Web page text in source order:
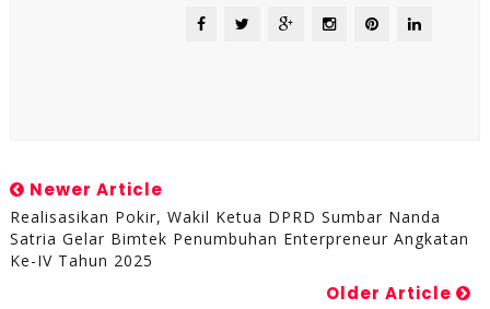
Newer Article
Realisasikan Pokir, Wakil Ketua DPRD Sumbar Nanda
Satria Gelar Bimtek Penumbuhan Enterpreneur Angkatan
Ke-IV Tahun 2025
Older Article